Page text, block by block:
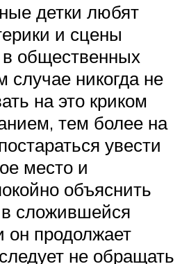
детки любят
и сцены
общественных
случае никогда не
на это криком
тем более на
увести
место и
объяснить
сложившейся
он продолжает
не обращать